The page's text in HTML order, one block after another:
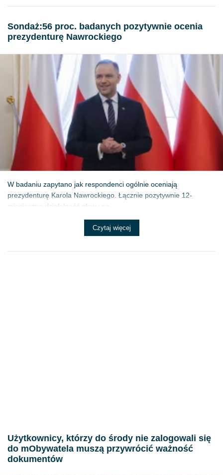
​Sondaż:56 proc. badanych pozytywnie ocenia
prezydenturę Nawrockiego
W badaniu zapytano jak respondenci ogólnie oceniają
prezydenturę Karola Nawrockiego. Łącznie pozytywnie 12-
miesięczną działalność głowy pa...
Czytaj więcej
Użytkownicy, którzy do środy nie zalogowali się
do mObywatela muszą przywrócić ważność
dokumentów